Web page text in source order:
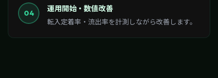
04 運用開始・数値改善
転入定着率・流出率を計測しながら改善します。